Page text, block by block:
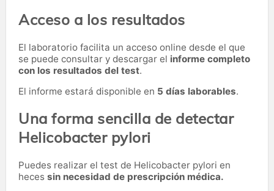
Acceso a los resultados
El laboratorio facilita un acceso online desde el que
se puede consultar y descargar el informe completo
con los resultados del test.
El informe estará disponible en 5 días laborables.
Una forma sencilla de detectar
Helicobacter pylori
Puedes realizar el test de Helicobacter pylori en
heces sin necesidad de prescripción médica.